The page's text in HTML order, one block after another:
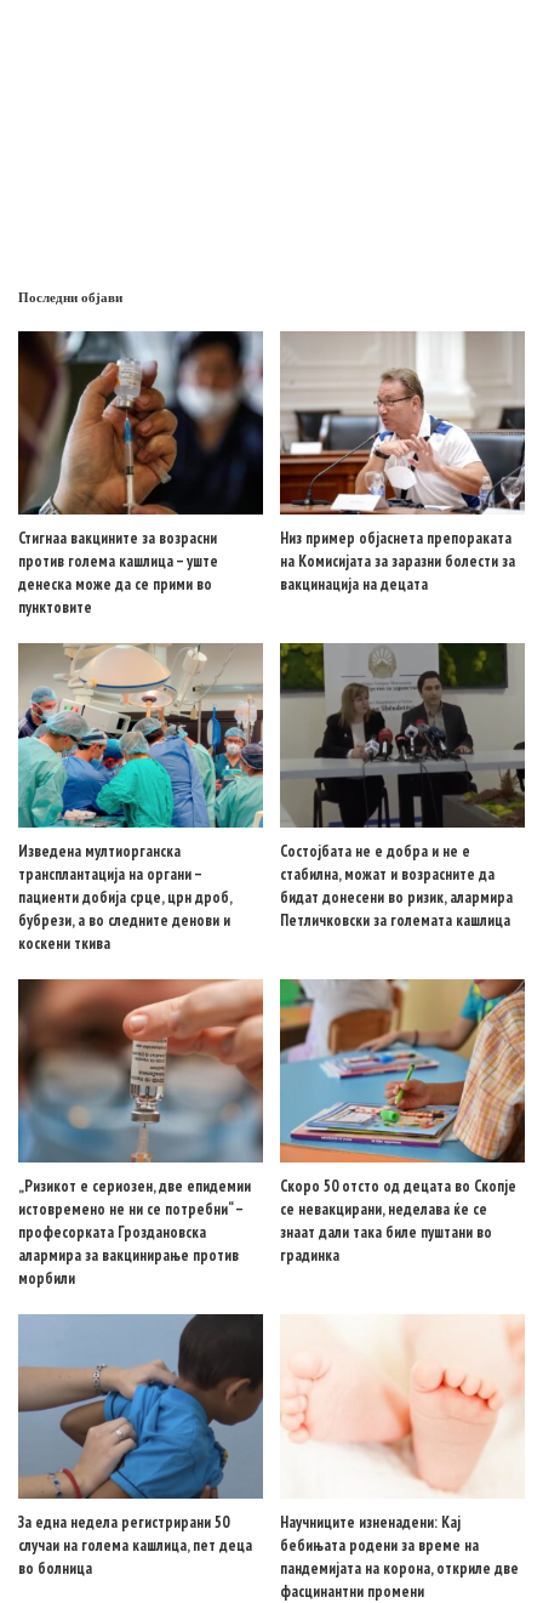
Последни објави
Стигнаа вакцините за возрасни
против голема кашлица – уште
денеска може да се прими во
пунктовите
Низ пример објаснета препораката
на Комисијата за заразни болести за
вакцинација на децата
Изведена мултиорганска
трансплантација на органи –
пациенти добија срце, црн дроб,
бубрези, а во следните денови и
коскени ткива
Состојбата не е добра и не е
стабилна, можат и возрасните да
бидат донесени во ризик, алармира
Петличковски за големата кашлица
„Ризикот е сериозен, две епидемии
истовремено не ни се потребни“ –
професорката Гроздановска
алармира за вакцинирање против
морбили
Скоро 50 отсто од децата во Скопје
се невакцирани, неделава ќе се
знаат дали така биле пуштани во
градинка
За една недела регистрирани 50
случаи на голема кашлица, пет деца
во болница
Научниците изненадени: Кај
бебињата родени за време на
пандемијата на корона, откриле две
фасцинантни промени